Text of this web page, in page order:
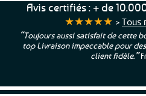
Avis certifiés : + de
★★★★★ > Tous
“Toujours aussi satisfait de cette
top Livraison impeccable pour
client fidèle.”